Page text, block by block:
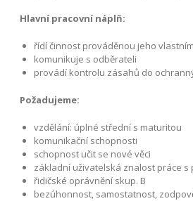
Hlavní pracovní náplň:
řídí činnost prováděnou jeho
komunikuje s odběrateli
provádí kontrolu zásahů do
Požadujeme:
vzdělání: úplné střední s maturitou
komunikační schopnosti
schopnost učit se nové věci
základní uživatelská znalost práce s
řidičské oprávnění skup. B
bezúhonnost, samostatnost,